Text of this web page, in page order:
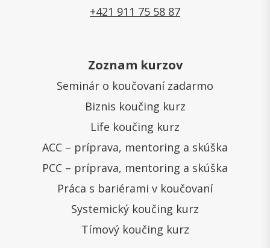
+421 911 75 58 87
Zoznam kurzov
Seminár o koučovaní zadarmo
Biznis koučing kurz
Life koučing kurz
ACC – príprava, mentoring a skúška
PCC – príprava, mentoring a skúška
Práca s bariérami v koučovaní
Systemický koučing kurz
Tímový koučing kurz